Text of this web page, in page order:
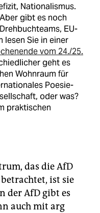
Nationalismus.
gibt es noch
EU-
lesen Sie in einer
vom 24./25.
geht es
Wohnraum für
Poesie-
oder was?
praktischen
das die AfD
ist sie
der AfD gibt es
auch mit arg